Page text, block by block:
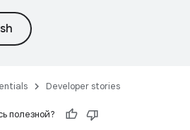
Developer stories
полезной?